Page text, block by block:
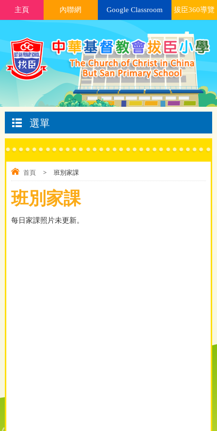
主頁 內聯網 Google Classroom 拔臣360導覽
選單
首頁 > 班別家課
班別家課
每日家課照片未更新。